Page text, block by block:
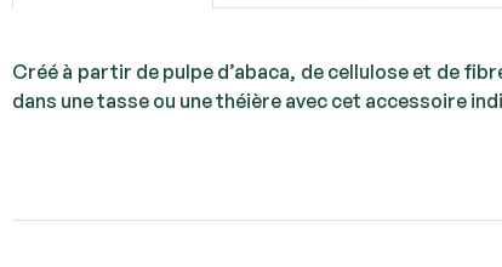
Créé à partir de pulpe d’abaca, de cellulose et de
dans une tasse ou une théière avec cet accessoire